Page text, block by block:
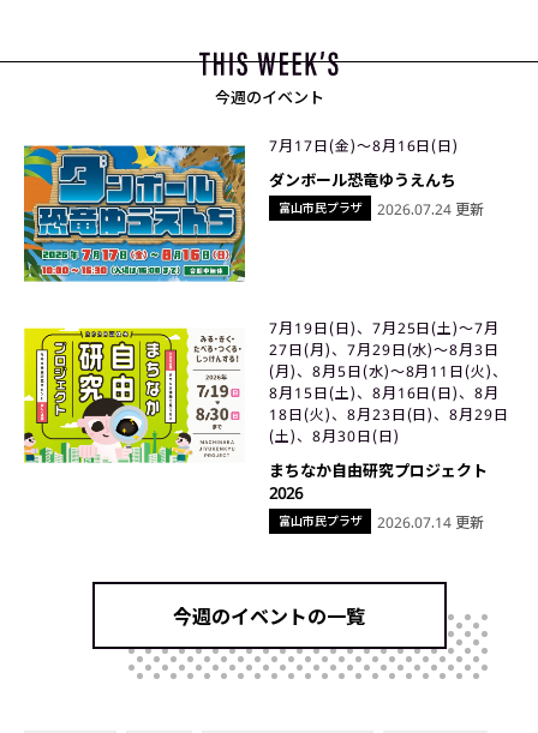
今週のイベント
富山市民プラザ
7月17日(金)〜8月16日(日)
ダンボール恐竜ゆうえんち
2026.07.24 更新
富山市民プラザ
7月19日(日)、7月25日(土)〜7月
27日(月)、7月29日(水)〜8月3日
(月)、8月5日(水)〜8月11日(火)、
8月15日(土)、8月16日(日)、8月
18日(火)、8月23日(日)、8月29日
(土)、8月30日(日)
まちなか自由研究プロジェクト
2026
2026.07.14 更新
今週のイベントの一覧